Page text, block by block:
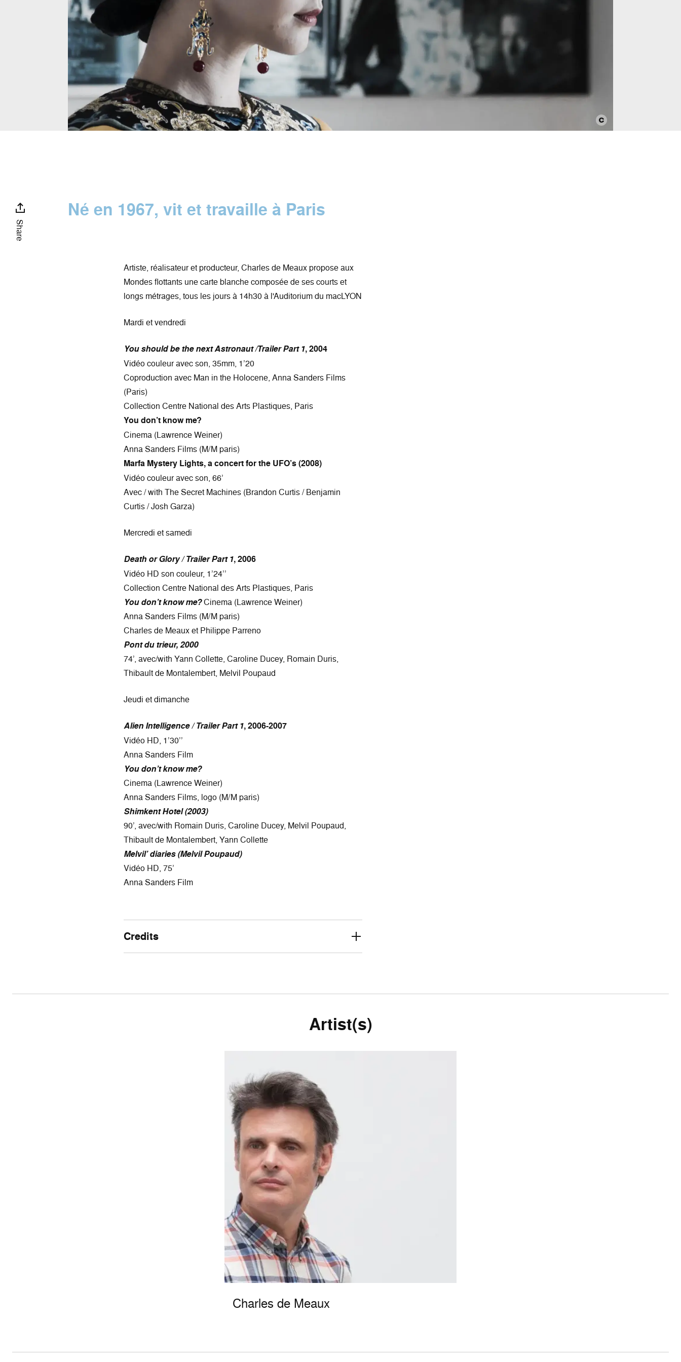
Share
Né en 1967, vit et travaille à Paris
Artiste, réalisateur et producteur, Charles de Meaux propose aux
Mondes flottants une carte blanche composée de ses courts et
longs métrages, tous les jours à 14h30 à l'Auditorium du macLYON
Mardi et vendredi
You should be the next Astronaut /Trailer Part 1, 2004
Vidéo couleur avec son, 35mm, 1’20
Coproduction avec Man in the Holocene, Anna Sanders Films
(Paris)
Collection Centre National des Arts Plastiques, Paris
You don’t know me?
Cinema (Lawrence Weiner)
Anna Sanders Films (M/M paris)
Marfa Mystery Lights, a concert for the UFO’s (2008)
Vidéo couleur avec son, 66’
Avec / with The Secret Machines (Brandon Curtis / Benjamin
Curtis / Josh Garza)
Mercredi et samedi
Death or Glory / Trailer Part 1, 2006
Vidéo HD son couleur, 1’24’’
Collection Centre National des Arts Plastiques, Paris
You don’t know me?Cinema (Lawrence Weiner)
Anna Sanders Films (M/M paris)
Charles de Meaux et Philippe Parreno
Pont du trieur, 2000
74’, avec/with Yann Collette, Caroline Ducey, Romain Duris,
Thibault de Montalembert, Melvil Poupaud
Jeudi et dimanche
Alien Intelligence / Trailer Part 1, 2006-2007
Vidéo HD, 1’30’’
Anna Sanders Film
You don’t know me?
Cinema (Lawrence Weiner)
Anna Sanders Films, logo (M/M paris)
Shimkent Hotel (2003)
90’, avec/with Romain Duris, Caroline Ducey, Melvil Poupaud,
Thibault de Montalembert, Yann Collette
Melvil’ diaries (Melvil Poupaud)
Vidéo HD, 75’
Anna Sanders Film
Credits
Artist(s)
Charles de Meaux